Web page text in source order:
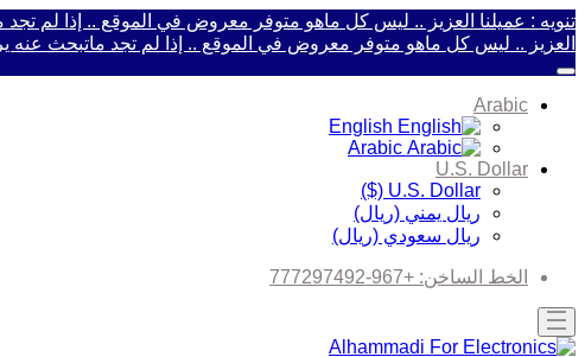
تنويه : عميلنا العزيز .. ليس كل ماهو متوفر معروض في الموقع .. إذا لم
العزيز .. ليس كل ماهو متوفر معروض في الموقع .. إذا لم تجد ماتبحث عنه
Arabic
English
Arabic
U.S. Dollar
U.S. Dollar ($)
ريال يمني (ريال)
ريال سعودي (ريال)
الخط الساخن: +967-777297492